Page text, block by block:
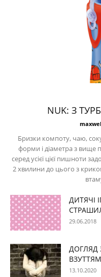
NUK: З
Бризки компоту, чаю,
форми і діаметра з вище
серед усієї цієї пишноти
2 хвилини до цього з
ДИТЯЧІ
29.06.2018
ДОГЛЯД
ВЗУТТЯМ
13.10.2020